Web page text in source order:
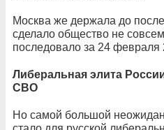
Москва же держала до
сделало общество не
последовало за 24 февраля
Либеральная элита
СВО
Но самой большой